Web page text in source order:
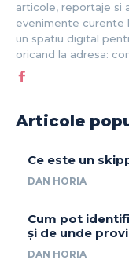
articole, reportaje si
evenimente curente
un spatiu digital
oricand la adresa:
Articole
Ce este un
DAN HORIA
Cum pot
și de unde
DAN HORIA